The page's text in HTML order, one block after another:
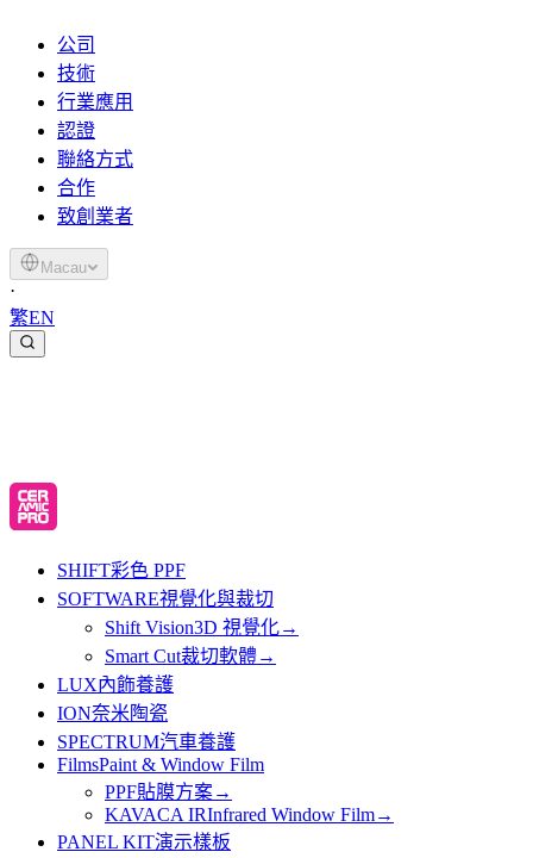
公司
技術
行業應用
認證
聯絡方式
合作
致創業者
Macau
·
繁EN
SHIFT彩色 PPF
SOFTWARE視覺化與裁切
Shift Vision3D 視覺化→
Smart Cut裁切軟體→
LUX內飾養護
ION奈米陶瓷
SPECTRUM汽車養護
FilmsPaint & Window Film
PPF貼膜方案→
KAVACA IRInfrared Window Film→
PANEL KIT演示樣板